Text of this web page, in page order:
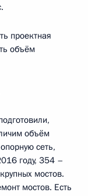
проектная
объём
объём
сеть,
году, 354 –
мостов.
мостов. Есть